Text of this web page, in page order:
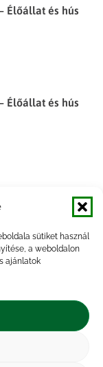
sütiket használ
a weboldalon
ajánlatok
Élőállat és hús
Élőállat és hús
Élőállat és hús